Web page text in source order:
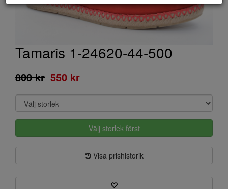
Tamaris 1-24620-44-500
800 kr 550 kr
Välj storlek först
Visa prishistorik